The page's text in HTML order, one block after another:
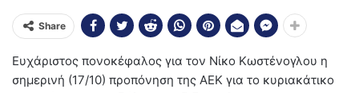
Share
Ευχάριστος πονοκέφαλος για τον Νίκο Κωστένογλου η
σημερινή (17/10) προπόνηση της ΑΕΚ για το κυριακάτικο